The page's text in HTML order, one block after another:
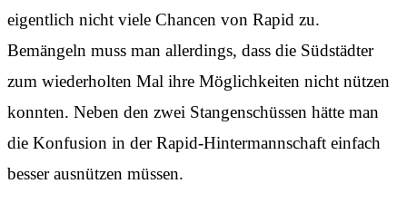
eigentlich nicht viele Chancen von Rapid zu.
Bemängeln muss man allerdings, dass die Südstädter
zum wiederholten Mal ihre Möglichkeiten nicht nützen
konnten. Neben den zwei Stangenschüssen hätte man
die Konfusion in der Rapid-Hintermannschaft einfach
besser ausnützen müssen.